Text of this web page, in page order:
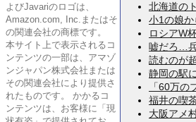
北海道の
小1の娘
ロシアW
嘘だろ…
読むのが
静岡の駅
「60万
福井の喫
大阪アメ
よびJavariのロゴは、
Amazon.com, Inc.またはそ
の関連会社の商標です。
本サイト上で表示されるコ
ンテンツの一部は、アマゾ
ンジャパン株式会社または
その関連会社により提供さ
れたものです。 かかるコ
ンテンツは、お客様に「現